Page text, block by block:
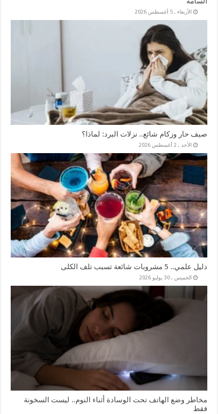
الأربعاء , 5 أغسطس 2026
صيف حار وزكام شائع.. نزلات البرد: لماذا؟
الأحد , 2 أغسطس 2026
دليل علمي.. 5 مشروبات شائعة تسبب تلف الكلى
الخميس , 30 يوليو 2026
مخاطر وضع الهاتف تحت الوسادة أثناء النوم.. ليست السخونة
فقط